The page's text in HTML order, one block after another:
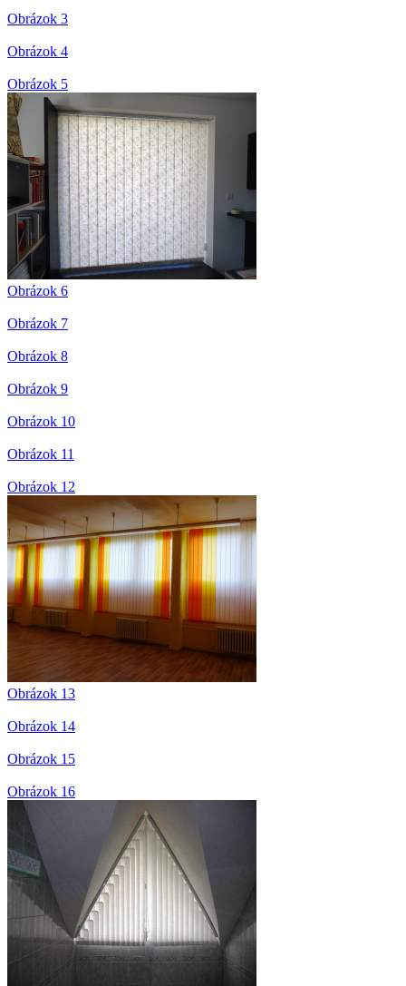
Obrázok 3
Obrázok 4
Obrázok 5
Obrázok 6
Obrázok 7
Obrázok 8
Obrázok 9
Obrázok 10
Obrázok 11
Obrázok 12
Obrázok 13
Obrázok 14
Obrázok 15
Obrázok 16